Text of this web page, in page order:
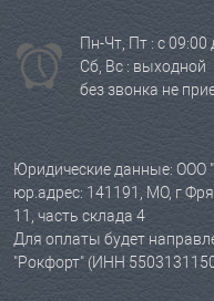
Пн-Чт, Пт : с 09:00
Сб, Вс : выходной
без звонка не
Юридические данные: ООО
юр.адрес: 141191, МО, г
11, часть склада 4
Для оплаты будет
"Рокфорт" (ИНН